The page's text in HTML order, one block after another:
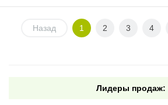
Назад 1 2 3 4
Лидеры продаж: